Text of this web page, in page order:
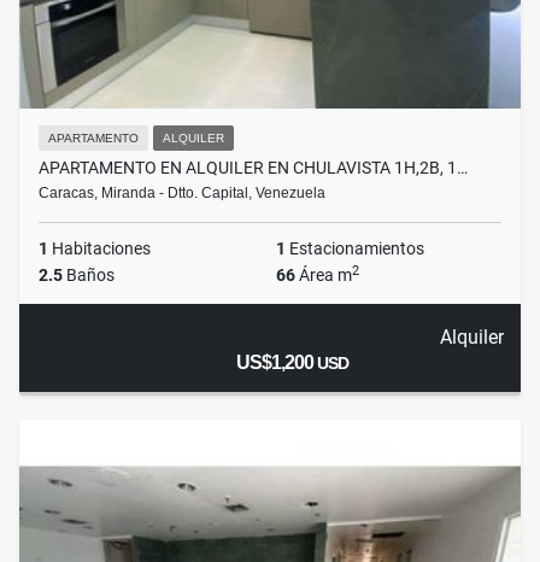
APARTAMENTO ALQUILER
APARTAMENTO EN ALQUILER EN CHULAVISTA 1H,2B, 1…
Caracas, Miranda - Dtto. Capital, Venezuela
1 Habitaciones 1 Estacionamientos
2.5 Baños 66Área m2
Alquiler
US$1,200USD